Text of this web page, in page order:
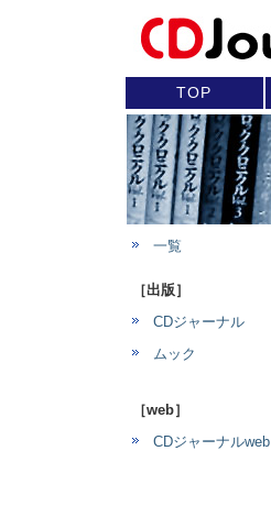
TOP
一覧
［出版］
CDジャーナル
ムック
［web］
CDジャーナルweb